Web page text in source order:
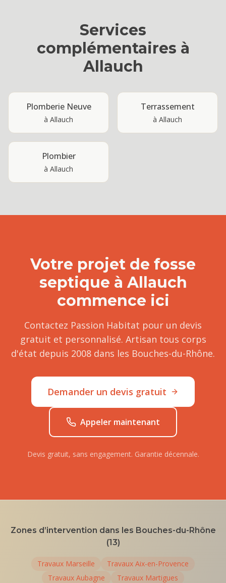
Services
complémentaires à
Allauch
Plomberie Neuve
à Allauch
Terrassement
à Allauch
Plombier
à Allauch
Votre projet de fosse
septique à Allauch
commence ici
Contactez Passion Habitat pour un devis
gratuit et personnalisé. Artisan tous corps
d'état depuis 2008 dans les Bouches-du-Rhône.
Demander un devis gratuit
Appeler maintenant
Devis gratuit, sans engagement. Garantie décennale.
Zones d’intervention dans les Bouches-du-Rhône
(13)
Travaux Marseille Travaux Aix-en-Provence
Travaux Aubagne Travaux Martigues